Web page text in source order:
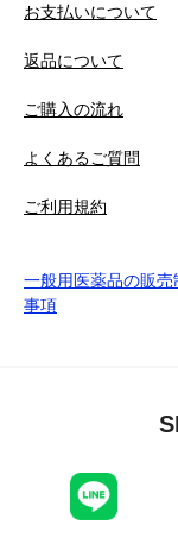
お支払いについて
返品について
ご購入の流れ
よくあるご質問
ご利用規約
一般用医薬品の販
事項